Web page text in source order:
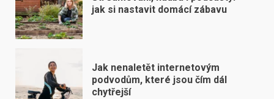
jak si nastavit domácí zábavu
Jak nenaletět internetovým
podvodům, které jsou čím dál
chytřejší